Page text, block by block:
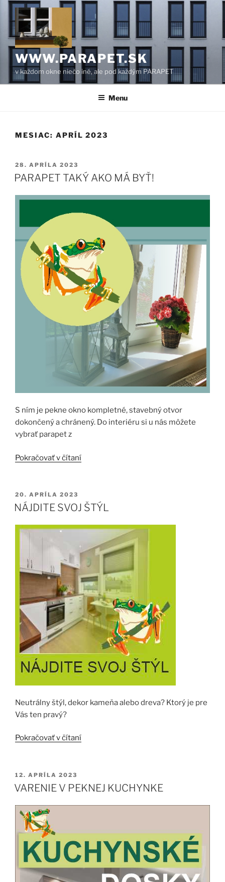
Prejsť
obsah
WWW.PARAPET.SK
v každom okne niečo iné, ale pod každým PARAPET
Menu
MESIAC: APRÍL 2023
PUBLIKOVANÉ
28. APRÍLA 2023
PARAPET TAKÝ AKO MÁ BYŤ!
S ním je pekne okno kompletné, stavebný otvor
dokončený a chránený. Do interiéru si u nás môžete
vybrať parapet z
Pokračovať v čítaní„PARAPET
BYŤ!“
PUBLIKOVANÉ
20. APRÍLA 2023
NÁJDITE SVOJ ŠTÝL
Neutrálny štýl, dekor kameňa alebo dreva? Ktorý je pre
Vás ten pravý?
Pokračovať v čítaní„NÁJDITE
PUBLIKOVANÉ
12. APRÍLA 2023
VARENIE V PEKNEJ KUCHYNKE